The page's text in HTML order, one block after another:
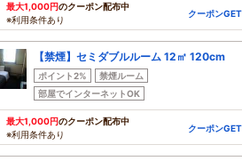
最大1,000円のクーポン配布中
※利用条件あり
クーポンGET
【禁煙】セミダブルルーム 12㎡ 120cm
ポイント2%
禁煙ルーム
部屋でインターネットOK
最大1,000円のクーポン配布中
※利用条件あり
クーポンGET